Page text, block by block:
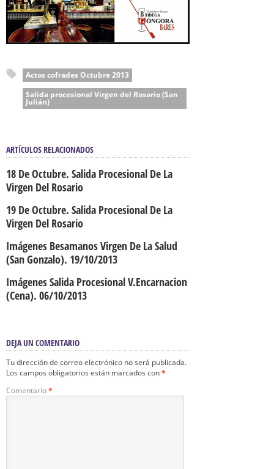
Actos cofrades Octubre 2013
Salida procesional Virgen del Rosario (San
Julián)
ARTÍCULOS RELACIONADOS
18 De Octubre. Salida Procesional De La
Virgen Del Rosario
19 De Octubre. Salida Procesional De La
Virgen Del Rosario
Imágenes Besamanos Virgen De La Salud
(San Gonzalo). 19/10/2013
Imágenes Salida Procesional V.Encarnacion
(Cena). 06/10/2013
DEJA UN COMENTARIO
Tu dirección de correo electrónico no será publicada.
Los campos obligatorios están marcados con*
Comentario*